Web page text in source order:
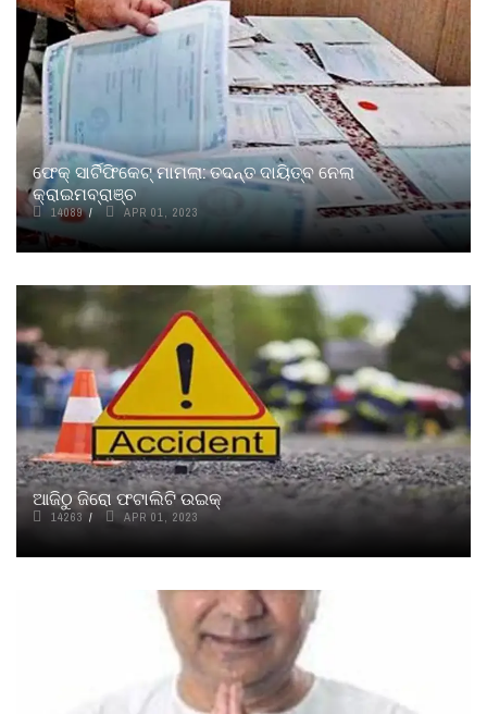
ଫେକ୍ ସାର୍ଟିଫିକେଟ୍ ମାମଲା: ତଦନ୍ତ ଦାୟିତ୍ବ ନେଲା
କ୍ରାଇମବ୍ରାଞ୍ଚ
14089 APR 01, 2023
ଆଜିଠୁ ଜିରୋ ଫଟାଲିଟି ଉଇକ୍‌
14263 APR 01, 2023